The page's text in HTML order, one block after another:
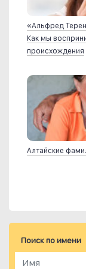
«Альфред
Как мы
происхождения
Алтайские
Поиск по имени